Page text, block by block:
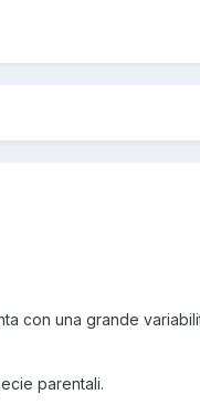
con una grande
parentali.